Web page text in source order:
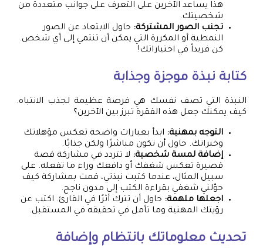
هذا يساعد الآخرين على التعرف على جوانب متعددة من
شخصيتك.
تجنب الصور المشتركة: حاول الابتعاد عن الصور
النمطية أو المكررة التي يمكن أن تنتمي إلى أي شخص.
كن فريداً في اختياراتك!
كتابة نبذة موجزة وجذابة
النبذة التي تصف نفسك هي فرصة عظيمة لجذب الانتباه.
كيف يمكنك جعل هذه الفقرة تبرز بين الآخرين؟
التوجه بمهنية: ابدأ بعبارات واضحة تعكس مؤهلاتك
وخبراتك. حاول أن تكون مباشرًا ولكن جذابًا.
إضافة لمسة شخصية: لا تتردد في مشاركة قصة
قصيرة تعكس شغفك أو دافعك وراء ما تفعله. على
سبيل المثال، عندما كتبت نبذتي، قمت بمشاركة كيف
حوّلني شغفي بقراءة الكتب إلى مدون ناجح.
اجعلها ملهمة: حاول أن تترك أثرًا في القارئ. اكتب عن
رؤيتك المهنية وما تأمل في تحقيقه في المستقبل.
تحديث معلوماتك بانتظام وإضافة